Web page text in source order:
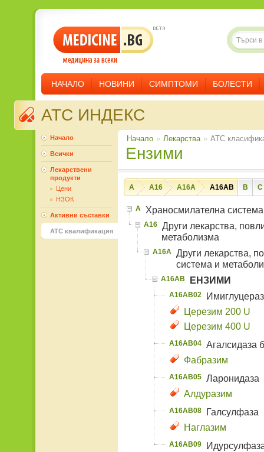
НАЧАЛО НОВИНИ СИМПТОМИ БОЛЕСТИ
ATC ИНДЕКС
Начало » Лекарства » ATC
Ензими
A A16 A16A A16AB B C
A Храносмилателна
A16 Други лекарства,
метаболизма
A16A Други лекарства,
система и
A16AB ЕНЗИМИ
A16AB02
Церезим 200 U
Церезим 400 U
A16AB04 Агалсидаза
Фабразим
A16AB05 Ларонидаза
Алдуразим
A16AB08
Галсулфаза
Наглазим
A16AB09
Начало
Всички
Лекарствени
продукти
Цени
НЗОК
Активни съставки
ATC квалификация